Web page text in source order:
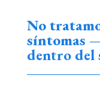
No
síntomas
dentro del